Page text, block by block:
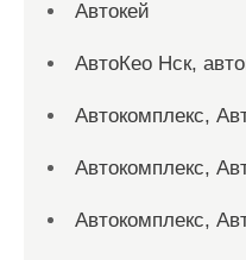
Автокей
АвтоКео Нск,
Автокомплекс,
Автокомплекс,
Автокомплекс,